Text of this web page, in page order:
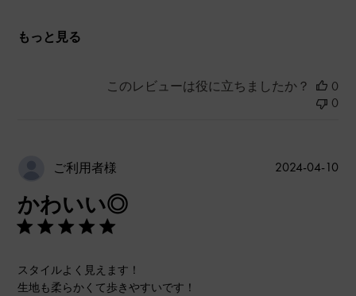
もっと見る
このレビューは役に立ちましたか？
0
0
ご利用者様
かわいい◎
スタイルよく見えます！
生地も柔らかくて歩きやすいです！
公
2024-04-10